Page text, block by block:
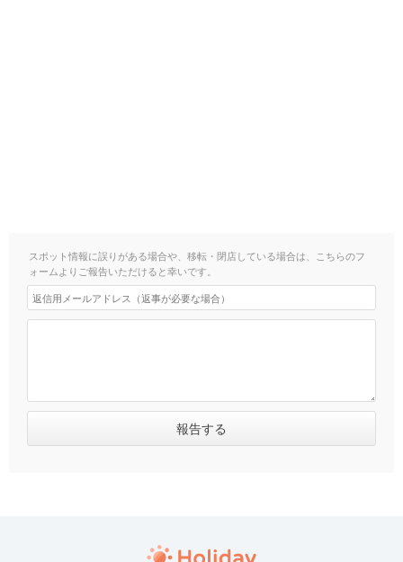
スポット情報に誤りがある場合や、移転・閉店している場合は、こちらのフ
ォームよりご報告いただけると幸いです。